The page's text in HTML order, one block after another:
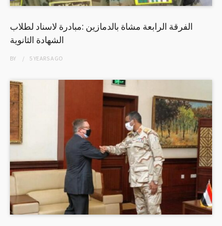
الفرقة الرابعة مشاة بالدمازين :مبادرة لاسناد لطلاب
الشهادة الثانوية
BY 5 YEARSAGO